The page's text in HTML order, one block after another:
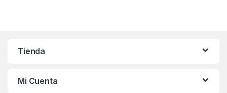
Tienda
Mi Cuenta